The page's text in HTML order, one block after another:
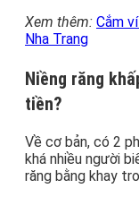
Xem thêm: Cắm
Nha Trang
Niềng răng
tiền?
Về cơ bản, có 2
khá nhiều người
răng bằng khay